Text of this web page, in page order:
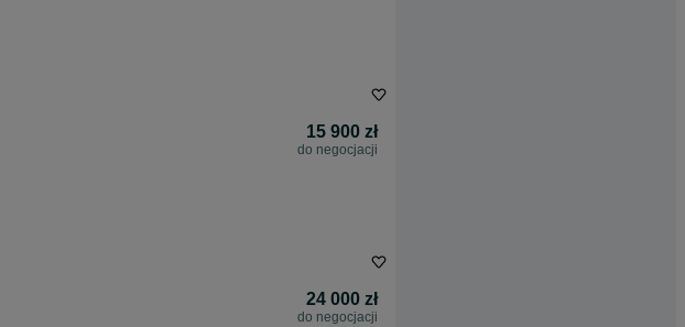
15 900 zł
do negocjacji
24 000 zł
do negocjacji